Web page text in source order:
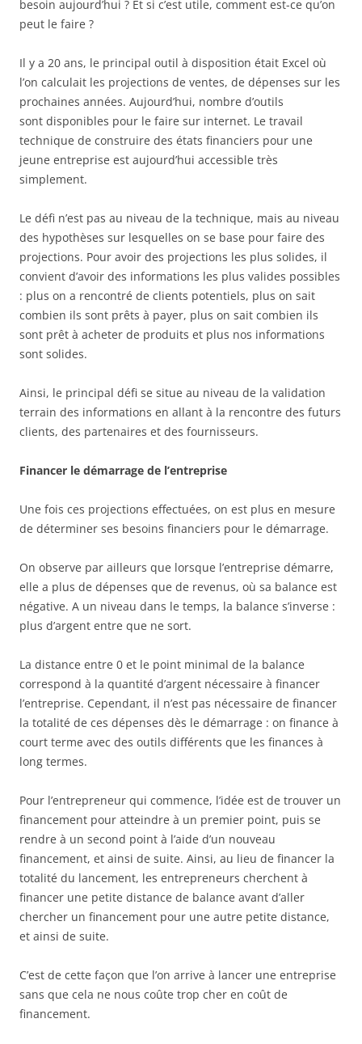
besoin aujourd’hui ? Et si c’est utile, comment est-ce qu’on
peut le faire ?
Il y a 20 ans, le principal outil à disposition était Excel où
l’on calculait les projections de ventes, de dépenses sur les
prochaines années. Aujourd’hui, nombre d’outils
sont disponibles pour le faire sur internet. Le travail
technique de construire des états financiers pour une
jeune entreprise est aujourd’hui accessible très
simplement.
Le défi n’est pas au niveau de la technique, mais au niveau
des hypothèses sur lesquelles on se base pour faire des
projections. Pour avoir des projections les plus solides, il
convient d’avoir des informations les plus valides possibles
: plus on a rencontré de clients potentiels, plus on sait
combien ils sont prêts à payer, plus on sait combien ils
sont prêt à acheter de produits et plus nos informations
sont solides.
Ainsi, le principal défi se situe au niveau de la validation
terrain des informations en allant à la rencontre des futurs
clients, des partenaires et des fournisseurs.
Financer le démarrage de l’entreprise
Une fois ces projections effectuées, on est plus en mesure
de déterminer ses besoins financiers pour le démarrage.
On observe par ailleurs que lorsque l’entreprise démarre,
elle a plus de dépenses que de revenus, où sa balance est
négative. A un niveau dans le temps, la balance s’inverse :
plus d’argent entre que ne sort.
La distance entre 0 et le point minimal de la balance
correspond à la quantité d’argent nécessaire à financer
l’entreprise. Cependant, il n’est pas nécessaire de financer
la totalité de ces dépenses dès le démarrage : on finance à
court terme avec des outils différents que les finances à
long termes.
Pour l’entrepreneur qui commence, l’idée est de trouver un
financement pour atteindre à un premier point, puis se
rendre à un second point à l’aide d’un nouveau
financement, et ainsi de suite. Ainsi, au lieu de financer la
totalité du lancement, les entrepreneurs cherchent à
financer une petite distance de balance avant d’aller
chercher un financement pour une autre petite distance,
et ainsi de suite.
C’est de cette façon que l’on arrive à lancer une entreprise
sans que cela ne nous coûte trop cher en coût de
financement.